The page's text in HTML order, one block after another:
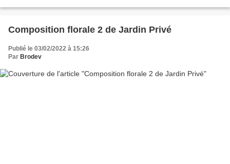
Composition florale 2 de Jardin Privé
Publié le 03/02/2022 à 15:26
Par Brodev